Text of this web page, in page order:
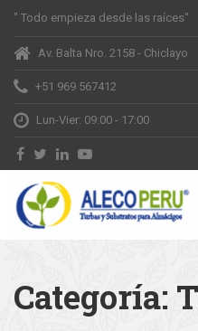
" Todo empieza desde las raíces"
Av. Balta Nro. 2158 - Chiclayo
+51 969 567412
Lun-Vier: 09:00 - 17:00
Categoría: